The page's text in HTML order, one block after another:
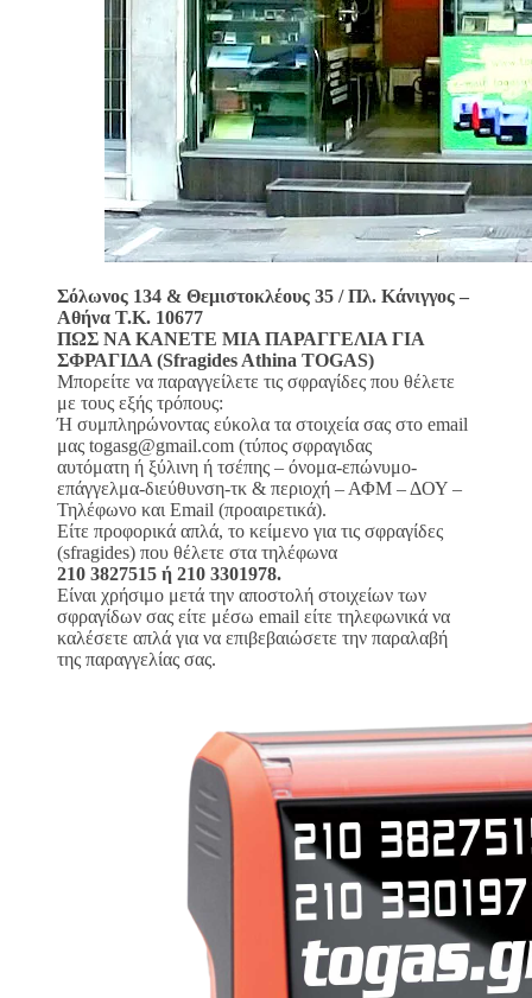
Σόλωνος 134 & Θεμιστοκλέους 35 / Πλ. Κάνιγγος –
Αθήνα Τ.Κ. 10677
ΠΩΣ ΝΑ ΚΑΝΕΤΕ ΜΙΑ ΠΑΡΑΓΓΕΛΙΑ ΓΙΑ
ΣΦΡΑΓΙΔΑ (Sfragides Athina TOGAS)
Μπορείτε να παραγγείλετε τις σφραγίδες που θέλετε
με τους εξής τρόπους:
Ή συμπληρώνοντας εύκολα τα στοιχεία σας στο email
μας togasg@gmail.com (τύπος σφραγιδας
αυτόματη ή ξύλινη ή τσέπης – όνομα-επώνυμο-
επάγγελμα-διεύθυνση-τκ & περιοχή – ΑΦΜ – ΔΟΥ –
Τηλέφωνο και Email (προαιρετικά).
Είτε προφορικά απλά, το κείμενο για τις σφραγίδες
(sfragides) που θέλετε στα τηλέφωνα
210 3827515 ή 210 3301978.
Είναι χρήσιμο μετά την αποστολή στοιχείων των
σφραγίδων σας είτε μέσω email είτε τηλεφωνικά να
καλέσετε απλά για να επιβεβαιώσετε την παραλαβή
της παραγγελίας σας.